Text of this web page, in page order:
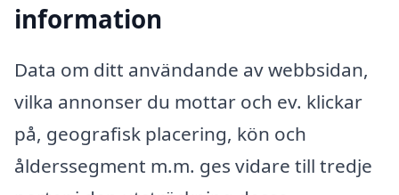
information
Data om ditt användande av webbsidan,
vilka annonser du mottar och ev. klickar
på, geografisk placering, kön och
ålderssegment m.m. ges vidare till tredje